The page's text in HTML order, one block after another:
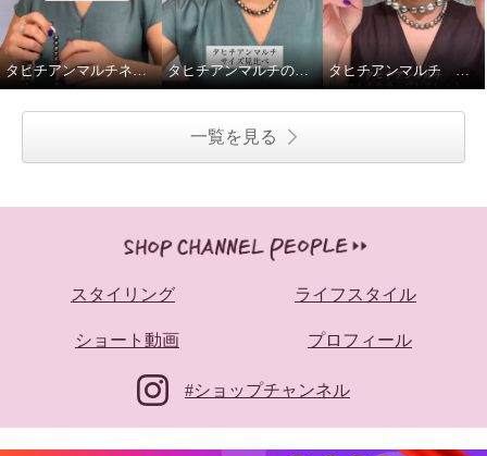
タヒチアンマルチネックレス留め金ご紹介 タヒチアンマルチのネックレス2種、重ねてみました タヒチアンマルチ マルチカラーブレスレットの着脱動画です
一覧を見る
スタイリング ライフスタイル
ショート動画 プロフィール
#ショップチャンネル